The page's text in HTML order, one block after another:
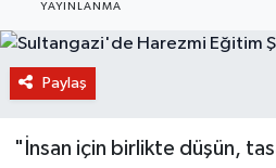
YAYINLANMA
Paylaş
"İnsan için birlikte düşün,
OTOMOBİL
KURUMSAL